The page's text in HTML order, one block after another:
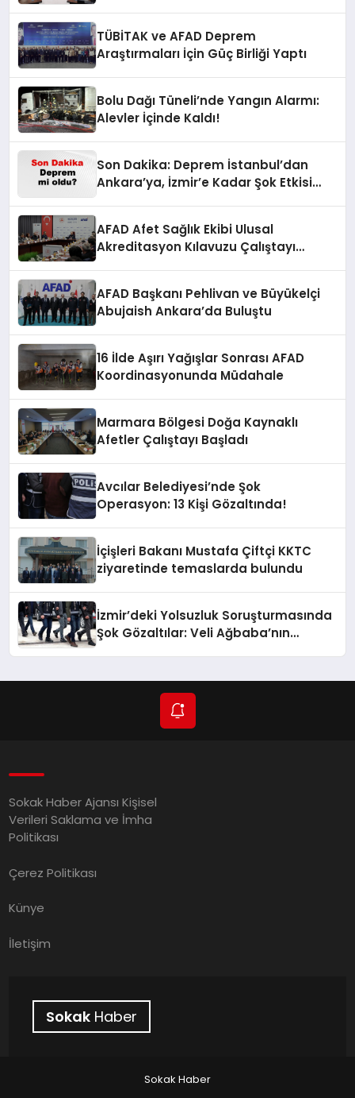
TÜBİTAK ve AFAD Deprem
Araştırmaları İçin Güç Birliği Yaptı
Bolu Dağı Tüneli’nde Yangın Alarmı:
Alevler İçinde Kaldı!
Son Dakika: Deprem İstanbul’dan
Ankara’ya, İzmir’e Kadar Şok Etkisi
AFAD Afet Sağlık Ekibi Ulusal
Akreditasyon Kılavuzu Çalıştayı
AFAD Başkanı Pehlivan ve Büyükelçi
Abujaish Ankara’da Buluştu
16 İlde Aşırı Yağışlar Sonrası AFAD
Koordinasyonunda Müdahale
Marmara Bölgesi Doğa Kaynaklı
Afetler Çalıştayı Başladı
Avcılar Belediyesi’nde Şok
Operasyon: 13 Kişi Gözaltında!
İçişleri Bakanı Mustafa Çiftçi KKTC
ziyaretinde temaslarda bulundu
İzmir’deki Yolsuzluk Soruşturmasında
Şok Gözaltılar: Veli Ağbaba’nın
Sokak Haber Ajansı Kişisel
Verileri Saklama ve İmha
Politikası
Çerez Politikası
Künye
İletişim
Sokak Haber
Sokak Haber